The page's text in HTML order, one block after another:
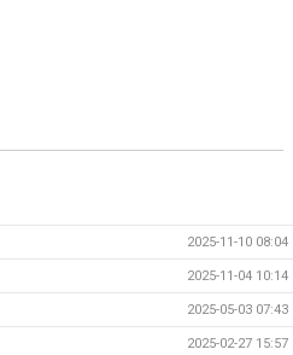
2025-11-10 08:04
2025-11-04 10:14
2025-05-03 07:43
2025-02-27 15:57